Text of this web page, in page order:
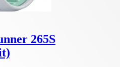
265S